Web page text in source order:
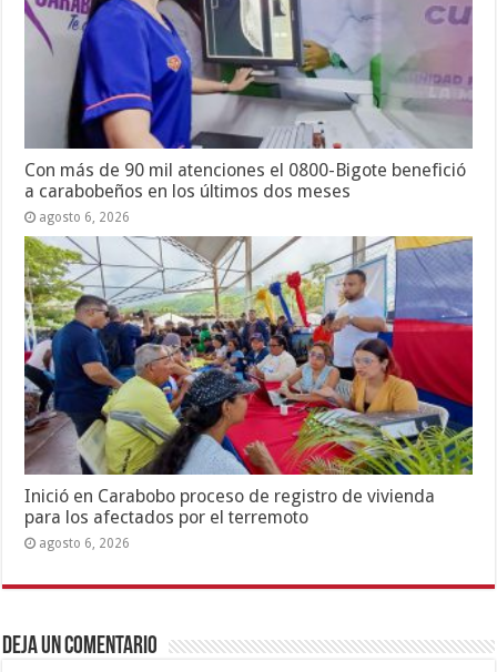
Con más de 90 mil atenciones el 0800-Bigote benefició
a carabobeños en los últimos dos meses
agosto 6, 2026
Inició en Carabobo proceso de registro de vivienda
para los afectados por el terremoto
agosto 6, 2026
Deja un comentario